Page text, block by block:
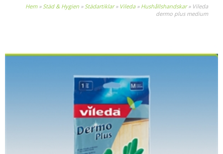
Hem» Städ & Hygien » Städartiklar» Vileda» Hushållshandskar» Vileda
dermo plus medium